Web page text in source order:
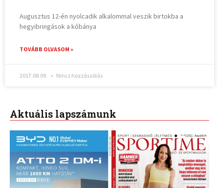
Augusztus 12-én nyolcadik alkalommal veszik birtokba a
hegyibringások a kőbánya
TOVÁBB OLVASOM »
2017.08.09. Nincs hozzászólás
Aktuális lapszámunk